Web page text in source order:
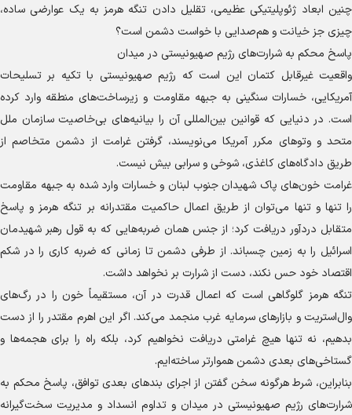
چنین ابعاد ژئوپلیتیکی عظیمی، تقلیل دادن تنگه هرمز به یک عوارضی ساده،
چیزی جز خیانت و هم‌صدایی با خواست دشمن است؟
پاسخ محکم به شرارت‌های رژیم صهیونیستی در میدان
واقعیت غیرقابل کتمان این است که رژیم صهیونیستی با تکیه بر تسلیحات
آمریکایی، خسارات سنگینی به جبهه مقاومت و زیرساخت‌های منطقه وارد کرده
است. در دنیایی که قوانین بین‌المللی آن را بیانیه‌های بی‌خاصیت سازمان ملل
متحد و وتوهای مکرر آمریکا می‌نویسند، گرفتن غرامت از دشمن متخاصم از
طریق دادگاه‌های کاغذی، شوخی و سرابی بیش نیست.
غرامت خون‌های پاک شهیدان جنوب لبنان و خسارات وارد شده به جبهه مقاومت
را تنها و تنها می‌توان از طریق اعمال حاکمیت مقتدرانه بر تنگه هرمز و پاسخ
متقابل دردآور دریافت کرد؛ از جنس همان ضربه‌هایی که به قول رهبر شهیدمان
اسرائیل را به زمین چسباند. از طرفی دشمن تا زمانی که ضربه کاری را در شکم
اقتصاد خود حس نکند، دست از شرارت بر نخواهد داشت.
تنگه هرمز گلوگاهی است که اعمال قدرت در آن، مستقیماً خون را در رگ‌های
وال‌استریت و بازارهای سرمایه غرب منجمد می‌کند. اگر این اهرم مقتدر را از دست
بدهیم، نه تنها هیچ غرامتی دریافت نخواهیم کرد، بلکه راه را برای هجمه‌ها و
گستاخی‌های بعدی دشمن هموارتر ساخته‌ایم.
بنابراین، شرط هرگونه سخن گفتن از اجرای بندهای بعدی توافق، پاسخ محکم به
شرارت‌های رژیم صهیونیستی در میدان و تداوم انسداد و مدیریت سخت‌گیرانه